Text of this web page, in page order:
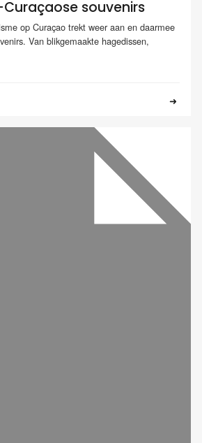
souvenirs
op Curaçao trekt weer aan en daarmee
Van blikgemaakte hagedissen,